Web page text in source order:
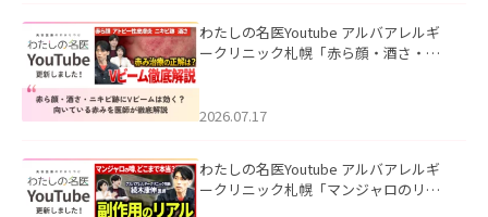
わたしの名医Youtube アルバアレルギ
ークリニック札幌「赤ら顔・酒さ・ニ
した。
2026.07.17
わたしの名医Youtube アルバアレルギ
ークリニック札幌「マンジャロのリア